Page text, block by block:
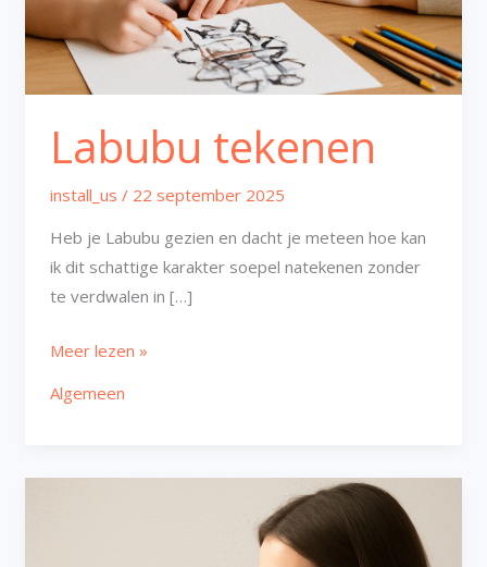
Labubu tekenen
install_us / 22 september 2025
Heb je Labubu gezien en dacht je meteen hoe kan
ik dit schattige karakter soepel natekenen zonder
te verdwalen in […]
Meer lezen »
Algemeen